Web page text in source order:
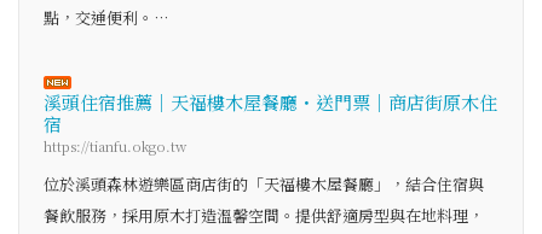
點，交通便利。…
溪頭住宿推薦｜天福樓木屋餐廳・送門票｜商店街原木住
宿
https://tianfu.okgo.tw
位於溪頭森林遊樂區商店街的「天福樓木屋餐廳」，結合住宿與
餐飲服務，採用原木打造溫馨空間。提供舒適房型與在地料理，